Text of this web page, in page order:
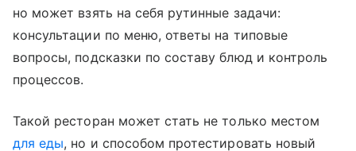
но может взять на себя рутинные задачи:
консультации по меню, ответы на типовые
вопросы, подсказки по составу блюд и контроль
процессов.
Такой ресторан может стать не только местом
для еды, но и способом протестировать новый